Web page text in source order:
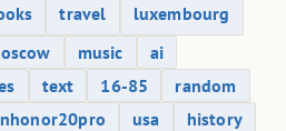
travel
luxembourg
music
ai
text 16-85
random
usa
history